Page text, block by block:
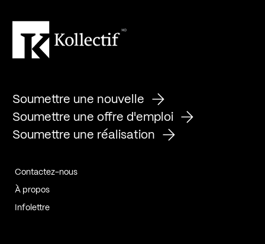
Soumettre une nouvelle
Soumettre une offre d'emploi
Soumettre une réalisation
Contactez-nous
À propos
Infolettre